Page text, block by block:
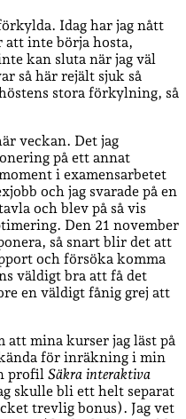
Idag har jag nått
att inte börja hosta,
kan sluta när jag väl
så här rejält sjuk så
stora förkylning, så
veckan. Det jag
på ett annat
i examensarbetet
och jag svarade på en
och blev på så vis
Den 21 november
så snart blir det att
och försöka komma
väldigt bra att få det
en väldigt fånig grej att
att mina kurser jag läst på
för inräkning i min
profil Säkra interaktiva
skulle bli ett helt separat
trevlig bonus). Jag vet